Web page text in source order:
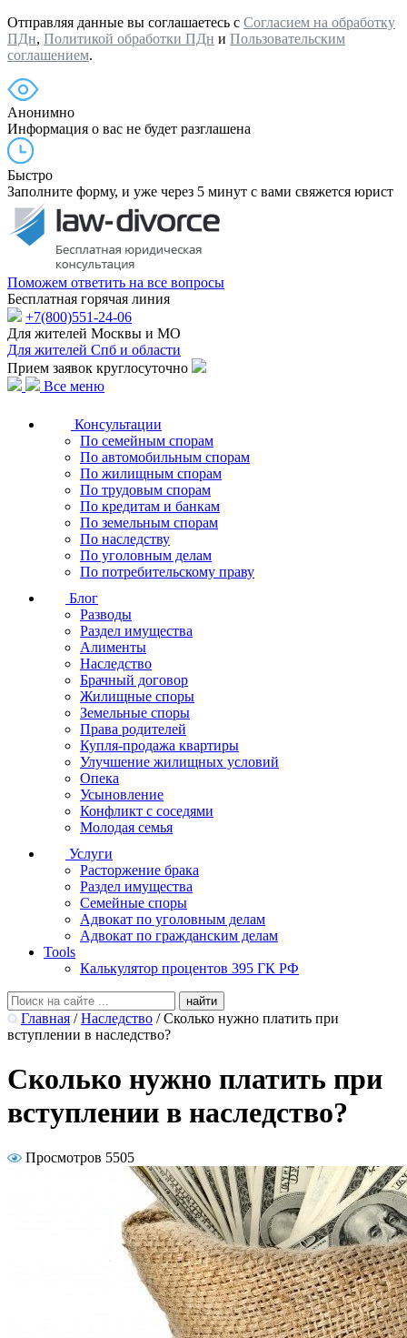
Отправляя данные вы соглашаетесь с Согласием на обработку
ПДн, Политикой обработки ПДн и Пользовательским
соглашением.
Анонимно
Информация о вас не будет разглашена
Быстро
Заполните форму, и уже через 5 минут с вами свяжется юрист
Поможем ответить на все вопросы
Бесплатная горячая линия
+7(800)551-24-06
Для жителей Москвы и МО
Для жителей Спб и области
Прием заявок круглосуточно
Все меню
Консультации
По семейным спорам
По автомобильным спорам
По жилищным спорам
По трудовым спорам
По кредитам и банкам
По земельным спорам
По наследству
По уголовным делам
По потребительскому праву
Блог
Разводы
Раздел имущества
Алименты
Наследство
Брачный договор
Жилищные споры
Земельные споры
Права родителей
Купля-продажа квартиры
Улучшение жилищных условий
Опека
Усыновление
Конфликт с соседями
Молодая семья
Услуги
Расторжение брака
Раздел имущества
Семейные споры
Адвокат по уголовным делам
Адвокат по гражданским делам
Tools
Калькулятор процентов 395 ГК РФ
Главная / Наследство / Сколько нужно платить при
вступлении в наследство?
Сколько нужно платить при
вступлении в наследство?
Просмотров 5505